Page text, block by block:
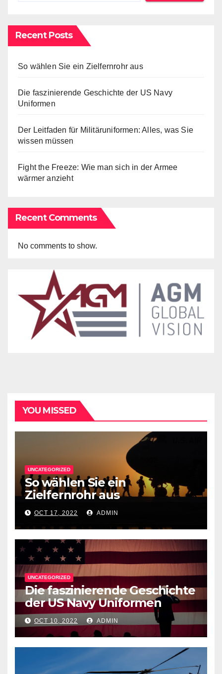
Recent Posts
So wählen Sie ein Zielfernrohr aus
Die faszinierende Geschichte der US Navy
Uniformen
Der Leitfaden für Militäruniformen: Alles, was Sie
wissen müssen
Fight the Freeze: Wie man sich in der Armee
wärmer anzieht
Recent Comments
No comments to show.
YOU MISSED
UNCATEGORIZED
So wählen Sie ein
Zielfernrohr aus
OCT 17, 2022 ADMIN
UNCATEGORIZED
Die faszinierende Geschichte
der US Navy Uniformen
OCT 10, 2022 ADMIN